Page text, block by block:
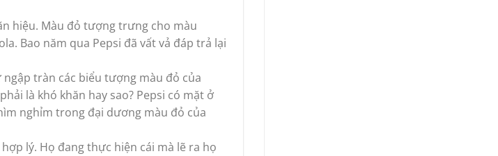
hiệu. Màu đỏ tượng trưng cho màu
Bao năm qua Pepsi đã vất vả đáp trả lại
tràn các biểu tượng màu đỏ của
là khó khăn hay sao? Pepsi có mặt ở
nghỉm trong đại dương màu đỏ của
lý. Họ đang thực hiện cái mà lẽ ra họ